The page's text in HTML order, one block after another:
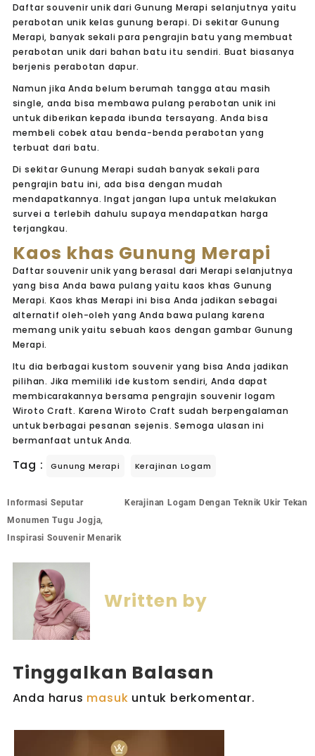
Daftar souvenir unik dari Gunung Merapi selanjutnya yaitu
perabotan unik kelas gunung berapi. Di sekitar Gunung
Merapi, banyak sekali para pengrajin batu yang membuat
perabotan unik dari bahan batu itu sendiri. Buat biasanya
berjenis perabotan dapur.
Namun jika Anda belum berumah tangga atau masih
single, anda bisa membawa pulang perabotan unik ini
untuk diberikan kepada ibunda tersayang. Anda bisa
membeli cobek atau benda-benda perabotan yang
terbuat dari batu.
Di sekitar Gunung Merapi sudah banyak sekali para
pengrajin batu ini, ada bisa dengan mudah
mendapatkannya. Ingat jangan lupa untuk melakukan
survei a terlebih dahulu supaya mendapatkan harga
terjangkau.
Kaos khas Gunung Merapi
Daftar souvenir unik yang berasal dari Merapi selanjutnya
yang bisa Anda bawa pulang yaitu kaos khas Gunung
Merapi. Kaos khas Merapi ini bisa Anda jadikan sebagai
alternatif oleh-oleh yang Anda bawa pulang karena
memang unik yaitu sebuah kaos dengan gambar Gunung
Merapi.
Itu dia berbagai kustom souvenir yang bisa Anda jadikan
pilihan. Jika memiliki ide kustom sendiri, Anda dapat
membicarakannya bersama pengrajin souvenir logam
Wiroto Craft. Karena Wiroto Craft sudah berpengalaman
untuk berbagai pesanan sejenis. Semoga ulasan ini
bermanfaat untuk Anda.
Tag : Gunung Merapi Kerajinan Logam
Informasi Seputar
Monumen Tugu Jogja,
Inspirasi Souvenir Menarik
Kerajinan Logam Dengan Teknik Ukir Tekan
Written by
Tinggalkan Balasan
Anda harus masuk untuk berkomentar.